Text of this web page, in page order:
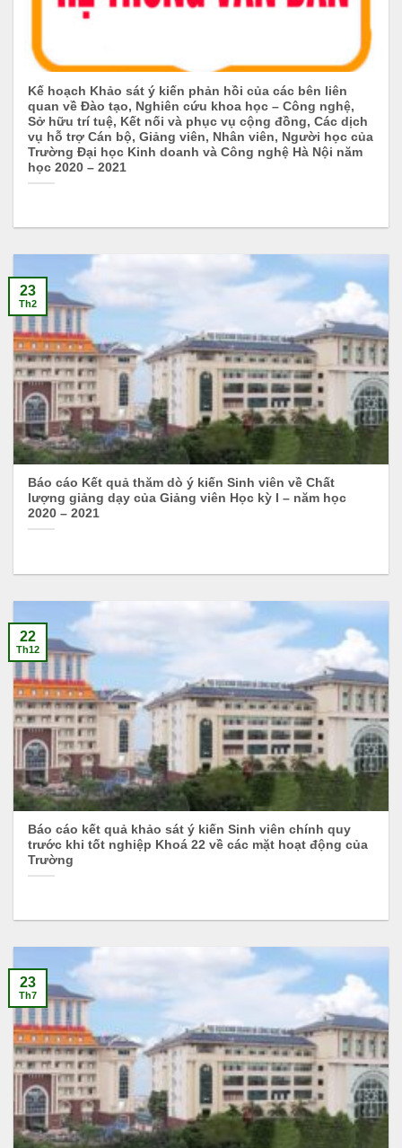
Kế hoạch Khảo sát ý kiến phản hồi của các bên liên
quan về Đào tạo, Nghiên cứu khoa học – Công nghệ,
Sở hữu trí tuệ, Kết nối và phục vụ cộng đồng, Các dịch
vụ hỗ trợ Cán bộ, Giảng viên, Nhân viên, Người học của
Trường Đại học Kinh doanh và Công nghệ Hà Nội năm
học 2020 – 2021
Báo cáo Kết quả thăm dò ý kiến Sinh viên về Chất
lượng giảng dạy của Giảng viên Học kỳ I – năm học
2020 – 2021
23
Th2
Báo cáo kết quả khảo sát ý kiến Sinh viên chính quy
trước khi tốt nghiệp Khoá 22 về các mặt hoạt động của
Trường
22
Th12
23
Th7